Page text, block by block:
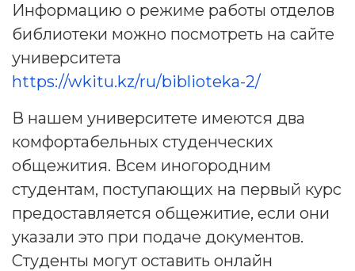
Информацию о режиме работы отделов
библиотеки можно посмотреть на сайте
университета
https://wkitu.kz/ru/biblioteka-2/
В нашем университете имеются два
комфортабельных студенческих
общежития. Всем иногородним
студентам, поступающих на первый курс
предоставляется общежитие, если они
указали это при подаче документов.
Студенты могут оставить онлайн